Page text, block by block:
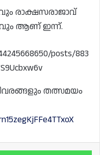
രാക്ഷസരാജാവ്
ആണ് ഇന്ന്.
posts/883
തത്സമയം